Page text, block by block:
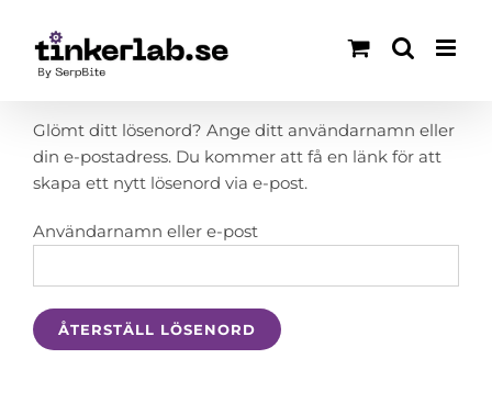
innehållet
Glömt ditt lösenord? Ange ditt användarnamn eller
din e-postadress. Du kommer att få en länk för att
skapa ett nytt lösenord via e-post.
Användarnamn eller e-post
ÅTERSTÄLL LÖSENORD